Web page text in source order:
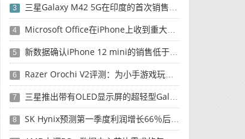
3 三星Galaxy M42 5G在印度的首次销售将于今晚开始
4 Microsoft Office在iPhone上收到重大更新
5 新数据确认iPhone 12 mini的销售低于预期
6 Razer Orochi V2评测：为小手游戏玩家设计的鼠标
7 三星推出带有OLED显示屏的超轻型Galaxy Book Pro和Galaxy Book Pro 360笔记本电脑
8 SK Hynix预测第一季度利润增长66％后，对芯片的需求将增强